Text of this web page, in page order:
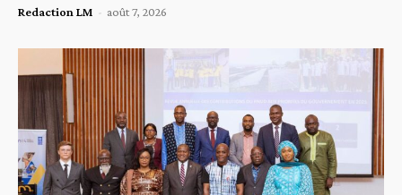
Redaction LM - août 7, 2026